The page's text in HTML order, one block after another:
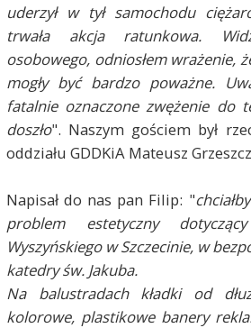
uderzył w tył samochodu
trwała akcja ratunkowa.
osobowego, odniosłem wrażenie,
mogły być bardzo poważne.
fatalnie oznaczone zwężenie do
doszło". Naszym gościem był
oddziału GDDKiA Mateusz
Napisał do nas pan Filip: "
problem estetyczny
Wyszyńskiego w Szczecinie, w
katedry św. Jakuba.
Na balustradach kładki od
kolorowe, plastikowe banery